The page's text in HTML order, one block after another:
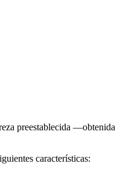
preestablecida
características: